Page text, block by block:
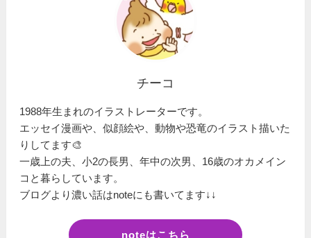
チーコ
1988年生まれのイラストレーターです。
エッセイ漫画や、似顔絵や、動物や恐竜のイラスト描いた
りしてます🎨
一歳上の夫、小2の長男、年中の次男、16歳のオカメイン
コと暮らしています。
ブログより濃い話はnoteにも書いてます↓↓
noteはこちら